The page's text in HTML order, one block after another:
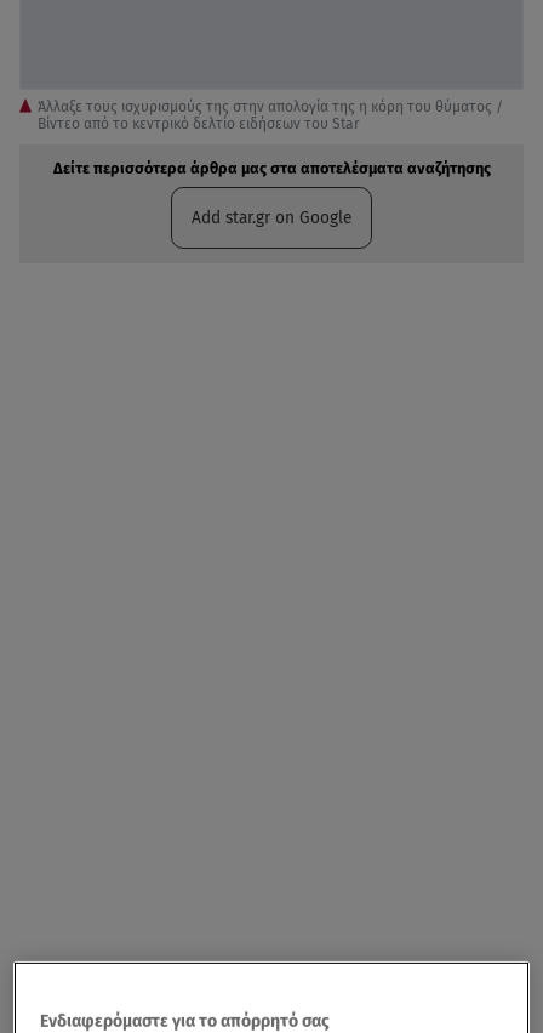
Άλλαξε τους ισχυρισμούς της στην απολογία της η κόρη του θύματος /
Βίντεο από το κεντρικό δελτίο ειδήσεων του Star
Δείτε περισσότερα άρθρα μας στα αποτελέσματα αναζήτησης
Add star.gr on Google
Ενδιαφερόμαστε για το απόρρητό σας